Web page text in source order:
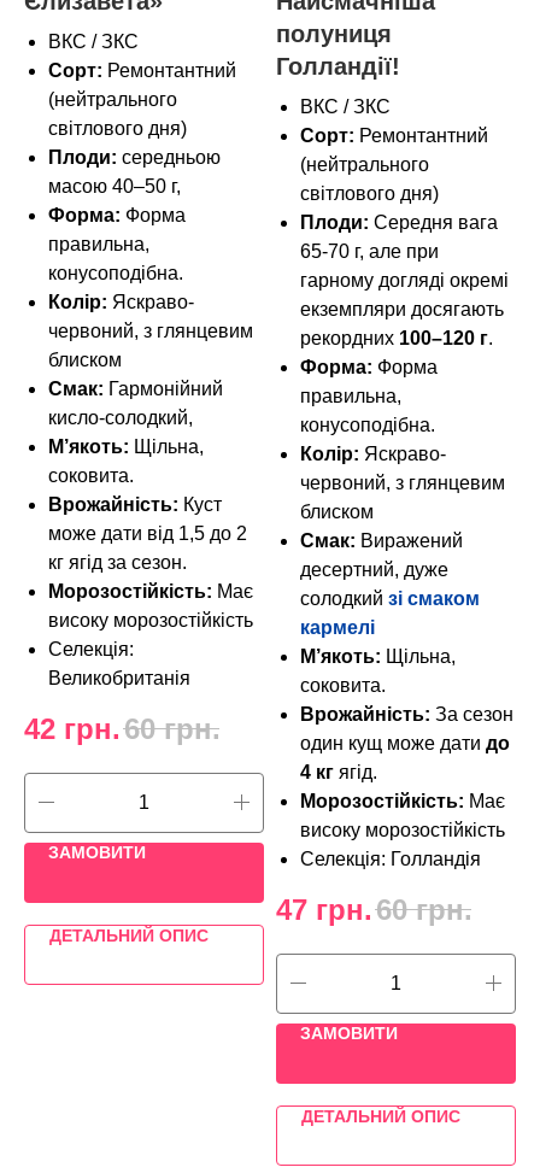
ВКС / ЗКС
Сорт: Ремонтантний
(нейтрального
світлового дня)
Плоди: середньою
масою 40–50 г,
Форма: Форма
правильна,
конусоподібна.
Колір: Яскраво-
червоний, з глянцевим
блиском
Смак: Гармонійний
кисло-солодкий,
М’якоть: Щільна,
соковита.
Врожайність: Куст
може дати від 1,5 до 2
кг ягід за сезон.
Морозостійкість: Має
високу морозостійкість
Селекція:
Великобританія
42 грн.60 грн.
ЗАМОВИТИ
ДЕТАЛЬНИЙ ОПИС
полуниця
Голландії!
ВКС / ЗКС
Сорт: Ремонтантний
(нейтрального
світлового дня)
Плоди: Середня вага
65-70 г, але при
гарному догляді окремі
екземпляри досягають
рекордних 100–120 г.
Форма: Форма
правильна,
конусоподібна.
Колір: Яскраво-
червоний, з глянцевим
блиском
Смак: Виражений
десертний, дуже
солодкий зі смаком
кармелі
М’якоть: Щільна,
соковита.
Врожайність: За сезон
один кущ може дати до
4 кг ягід.
Морозостійкість: Має
високу морозостійкість
Селекція: Голландія
47 грн.60 грн.
ЗАМОВИТИ
ДЕТАЛЬНИЙ ОПИС